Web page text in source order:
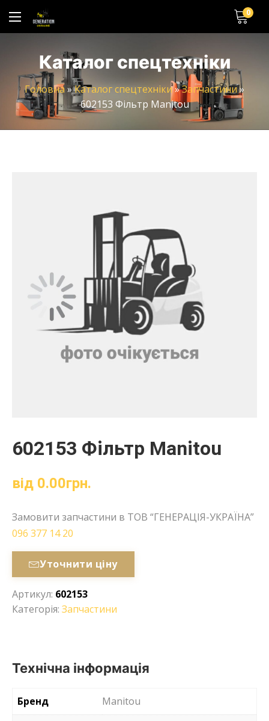
0
Каталог спецтехніки
Головна»Каталог спецтехніки»Запчастини»
602153 Фільтр Manitou
602153 Фільтр Manitou
від 0.00грн.
Замовити запчастини в ТОВ “ГЕНЕРАЦІЯ-УКРАЇНА”
096 377 14 20
Уточнити ціну
Артикул: 602153
Категорія: Запчастини
Технічна інформація
Бренд
Manitou